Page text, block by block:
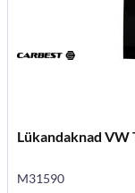
Lükandaknad VW
M31590